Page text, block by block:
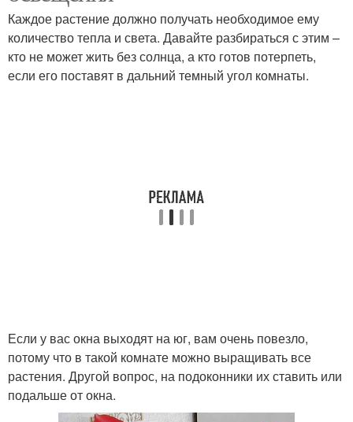
Каждое растение должно получать необходимое ему
количество тепла и света. Давайте разбираться с этим –
кто не может жить без солнца, а кто готов потерпеть,
если его поставят в дальний темный угол комнаты.
Если у вас окна выходят на юг, вам очень повезло,
потому что в такой комнате можно выращивать все
растения. Другой вопрос, на подоконники их ставить или
подальше от окна.